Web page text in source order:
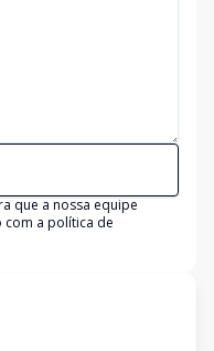
que a nossa equipe
com a política de